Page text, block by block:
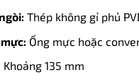
Thép không gỉ phủ
Ống mực hoặc
Khoảng 135 mm